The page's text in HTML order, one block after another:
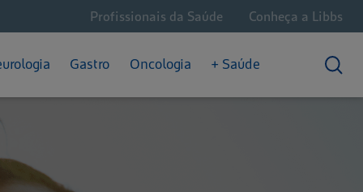
Profissionais da Saúde Conheça a Libbs
Epilepsia
Gastro
Saúde Intestinal
Prisão de Ventre
Oncologia
Câncer Hematológico
Convivendo com o Câncer
+ Saúde